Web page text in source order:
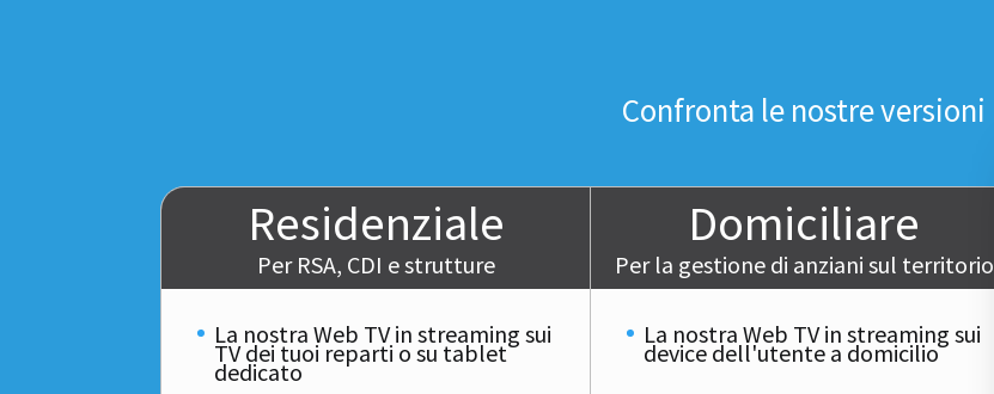
Confronta le nostre versioni
Residenziale
Per RSA, CDI e strutture
La nostra Web TV in streaming sui
TV dei tuoi reparti o su tablet
dedicato
Domiciliare
Per la gestione di anziani sul territorio
La nostra Web TV in streaming sui
device dell'utente a domicilio